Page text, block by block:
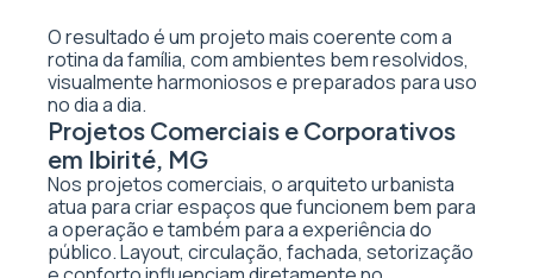
O resultado é um projeto mais coerente com a
rotina da família, com ambientes bem resolvidos,
visualmente harmoniosos e preparados para uso
no dia a dia.
Projetos Comerciais e Corporativos
em Ibirité, MG
Nos projetos comerciais, o arquiteto urbanista
atua para criar espaços que funcionem bem para
a operação e também para a experiência do
público. Layout, circulação, fachada, setorização